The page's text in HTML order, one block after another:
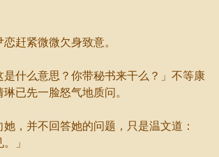
紧微微欠身致意。
么意思？你带秘书来干么？」不等康
已先一脸怒气地质问。
并不回答她的问题，只是温文道：
」